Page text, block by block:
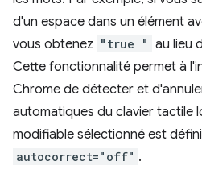
d'un espace dans un élément
vous obtenez "true " au lieu
Cette fonctionnalité permet à
Chrome de détecter et
automatiques du clavier tactile
modifiable sélectionné est
autocorrect="off" .